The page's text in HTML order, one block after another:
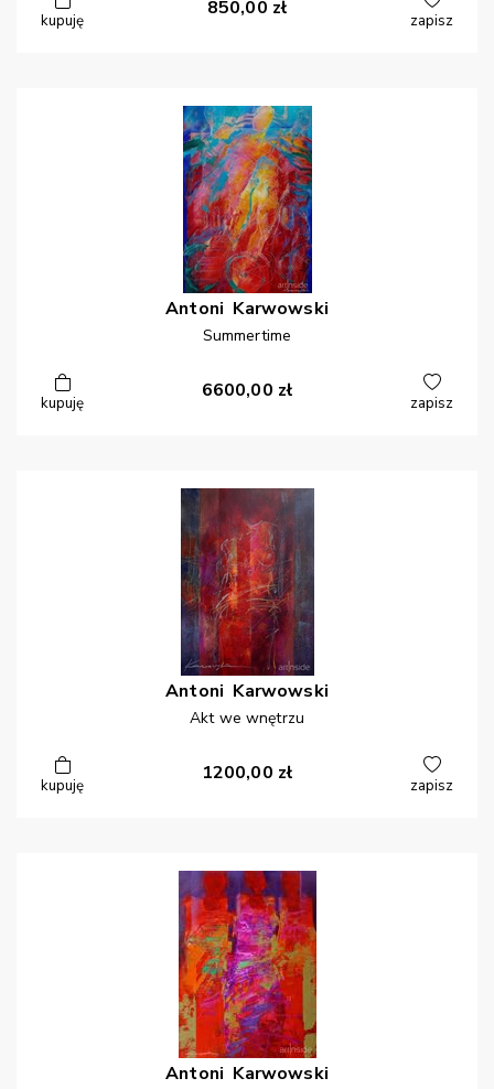
kupuję
850,00 zł
zapisz
Antoni Karwowski
Summertime
kupuję
6600,00 zł
zapisz
Antoni Karwowski
Akt we wnętrzu
kupuję
1200,00 zł
zapisz
Antoni Karwowski